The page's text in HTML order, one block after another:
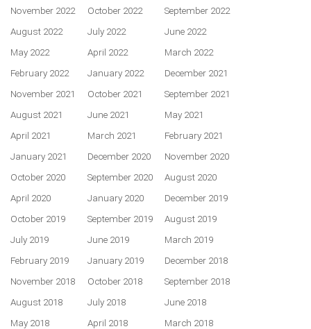
November 2022
October 2022
September 2022
August 2022
July 2022
June 2022
May 2022
April 2022
March 2022
February 2022
January 2022
December 2021
November 2021
October 2021
September 2021
August 2021
June 2021
May 2021
April 2021
March 2021
February 2021
January 2021
December 2020
November 2020
October 2020
September 2020
August 2020
April 2020
January 2020
December 2019
October 2019
September 2019
August 2019
July 2019
June 2019
March 2019
February 2019
January 2019
December 2018
November 2018
October 2018
September 2018
August 2018
July 2018
June 2018
May 2018
April 2018
March 2018